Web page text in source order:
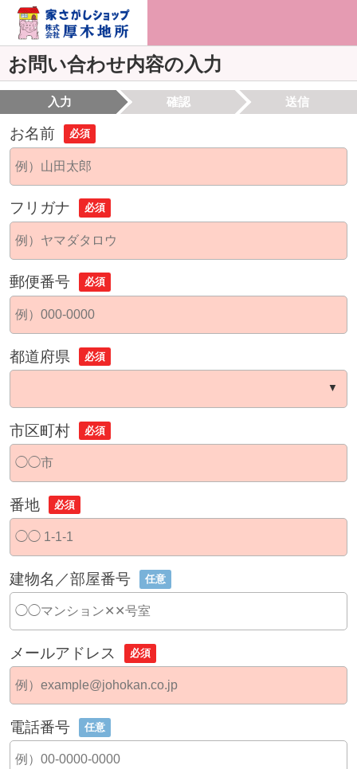
お問い合わせ内容の入力
入力 確認 送信
お名前 必須
フリガナ 必須
郵便番号 必須
都道府県 必須
市区町村 必須
番地 必須
建物名／部屋番号 任意
メールアドレス 必須
電話番号 任意